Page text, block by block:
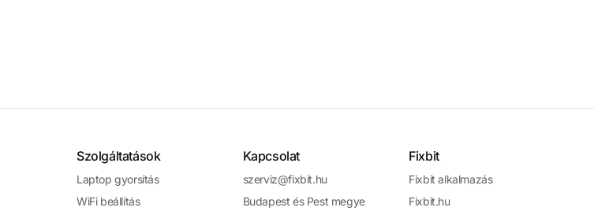
Szolgáltatások
Laptop gyorsítás
WiFi beállítás
Kapcsolat
szerviz@fixbit.hu
Budapest és Pest megye
Fixbit
Fixbit alkalmazás
Fixbit.hu